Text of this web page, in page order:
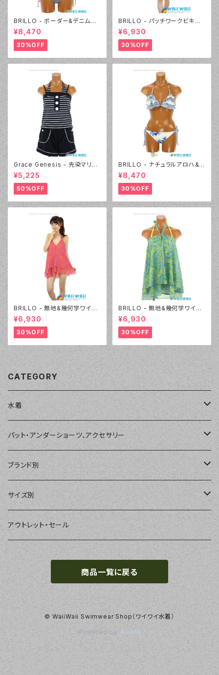
BRILLO - ボーダー&デニムビ
¥8,470
30%OFF
BRILLO - パッチワークビキニ
（3309 - 12:ピンク）
¥6,930
30%OFF
Grace Genesis - 先染マリン
ボーダー（3133 - 05:ブラック）
¥5,225
50%OFF
BRILLO - ナチュラルアロハ&D
ENIM フリル三角ビキニ（4306
- 01:ホワイト）
¥8,470
30%OFF
BRILLO - 無地&幾何学ワイヤ
ー 3Wayパレオセット（3314 -
20:オレンジ）
¥6,930
30%OFF
BRILLO - 無地&幾何学ワイヤ
ー 3Wayパレオセット（3314 -
40:イエロー）
¥6,930
30%OFF
CATEGORY
水着
単品
ショートパンツ、ボードショーツ
パーカー、ラッシュパーカー
ラッシュガード、ジャケット
ワンピース・モノキニ
ナチュラルタンキニ
ナチュラルタンキニ
2点セット
4点セット
3点セット
パット・アンダーショーツ、アクセサリー
パット
アンダーショーツ
アクセサリー
ブランド別
BEACH QUEEN
MILSQUR
Sweet Flavor
LIP SERVICE
EMODA
Pinky&Dianne
サイズ別
フリー
7号
S9号
M
11号
L
13号
LL
アウトレット・セール
商品一覧に戻る
© WaiiWaii Swimwear Shop（ワイワイ水着）
Powered by